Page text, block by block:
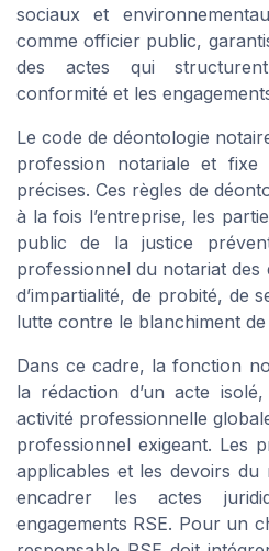
sociaux et
comme officier public,
des actes qui
conformité et les
Le code de déontologie
profession notariale et fixe
précises. Ces règles de
à la fois l’entreprise, les
public de la justice
professionnel du notariat des
d’impartialité, de probité, de
lutte contre le blanchiment
Dans ce cadre, la fonction
la rédaction d’un acte
activité professionnelle
professionnel exigeant. Les
applicables et les devoirs
encadrer les actes
engagements RSE. Pour un